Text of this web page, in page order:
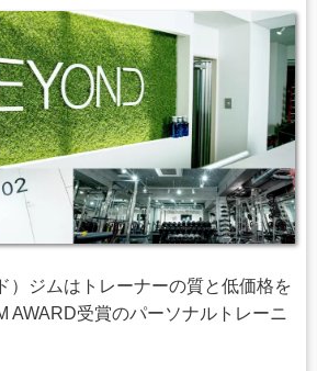
）ジムはトレーナーの質と低価格を
AWARD受賞のパーソナルトレーニ